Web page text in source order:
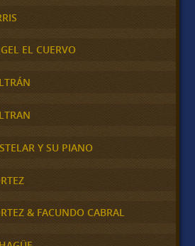
EL CUERVO
Y SU PIANO
& FACUNDO CABRAL